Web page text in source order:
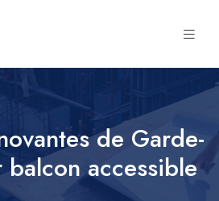
de Garde-
accessible